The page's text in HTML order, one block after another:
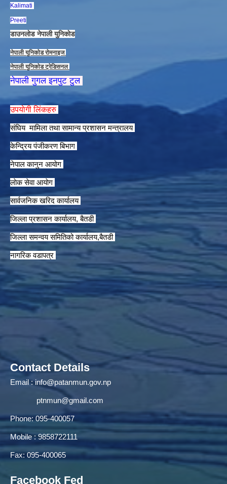
Kalimati
Preeti
डाउनलाेड नेपाली युनिकाेड
नेपाली युनिकाेड राेमनाइज
नेपाली युनिकाेड ट्रेडिसनल
नेपाली गुगल इनपुट टुल
उपयाेगी लिंकहरु
संघिय मामिला तथा सामान्य प्रशासन मन्त्रालय
केन्द्रिय पंजीकरण बिभाग
नेपाल कानुन आयाेग
लाेक सेवा आयाेग
सार्वजनिक खरिद कार्यालय
जिल्ला प्रशासन कार्यालय, बैतडी
जिल्ला समन्वय समितिको कार्यालय,बैतडी
नागरिक वडापत्र
Contact Details
Email :info@patanmun.gov.np
ptnmun@gmail.com
Phone: 095-400057
Mobile : 9858722111
Fax: 095-400065
Facebook Fed